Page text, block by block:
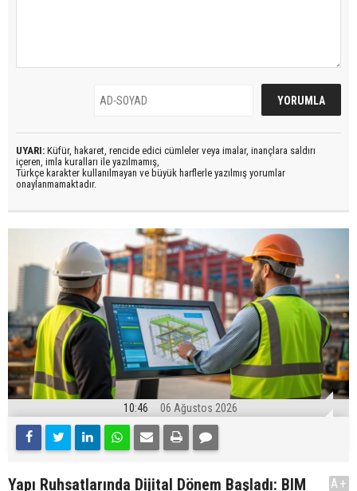
UYARI: Küfür, hakaret, rencide edici cümleler veya imalar, inançlara saldırı
içeren, imla kuralları ile yazılmamış,
Türkçe karakter kullanılmayan ve büyük harflerle yazılmış yorumlar
onaylanmamaktadır.
10:46 06 Ağustos 2026
Yapı Ruhsatlarında Dijital Dönem Başladı: BIM
A+